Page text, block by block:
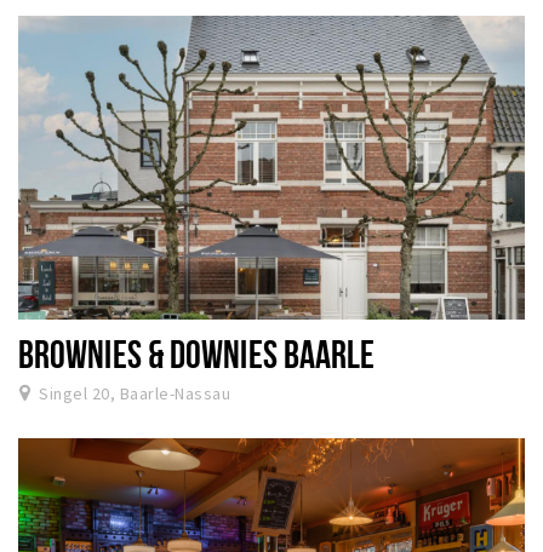
BROWNIES & DOWNIES BAARLE
Singel 20, Baarle-Nassau